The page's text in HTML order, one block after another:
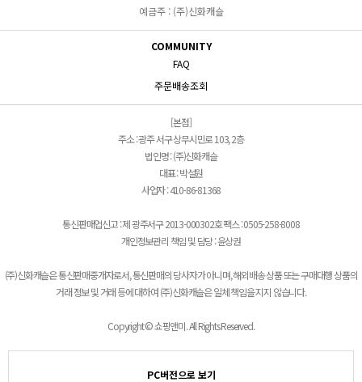
예금주 : (주)신화캐슬
COMMUNITY
FAQ
주문배송조회
[본점]
주소 : 광주 서구 상무시민로 103, 2층
법인명 : (주)신화캐슬
대표 : 박설원
사업자 : 410-86-81368
통신판매업신고 : 제 광주서구 2013-000302호 팩스 : 0505-258-8008
개인정보관리 책임 및 담당 : 윤상권
(주)신화캐슬은 통신판매중개자로서, 통신판매의 당사자가 아니며, 해외배송 상품 또는 구매대행 상품의
거래 정보 및 거래 등에 대하여 (주)신화캐슬은 일체 책임을 지지 않습니다.
Copyright © 쇼핑앤미. All Rights Reserved.
PC버전으로 보기